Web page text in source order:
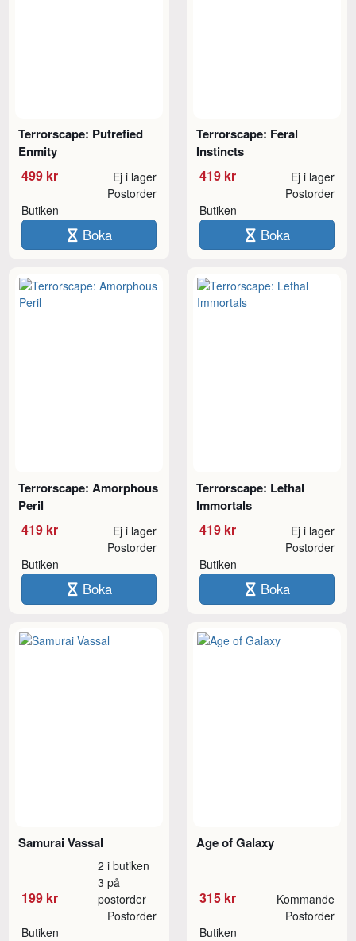
Terrorscape: Putrefied
Enmity
499 kr Ej i lager
Butiken
Postorder
Boka
Terrorscape: Feral
Instincts
419 kr Ej i lager
Butiken
Postorder
Boka
Terrorscape: Amorphous
Peril
419 kr Ej i lager
Butiken
Postorder
Boka
Terrorscape: Lethal
Immortals
419 kr Ej i lager
Butiken
Postorder
Boka
Samurai Vassal
199 kr
2 i butiken
3 på
postorder
Butiken
Postorder
Age of Galaxy
315 kr Kommande
Butiken
Postorder